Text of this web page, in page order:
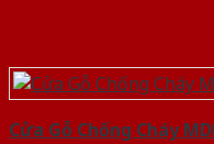
Cửa Gỗ Chống Cháy